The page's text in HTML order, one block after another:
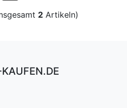
2 Artikeln)